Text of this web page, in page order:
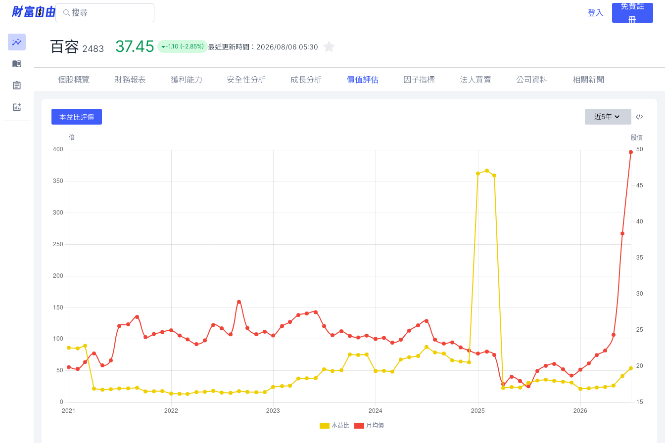
登入
免費註
冊
百容 2483 37.45 -1.10 (-2.85%) 最近更新時間： 2026/08/06 05:30
個股概覽 財務報表 獲利能力 安全性分析 成長分析 價值評估 因子指標 法人買賣 公司資料 相關新聞
本益比評價 近5年
本益比 月均價